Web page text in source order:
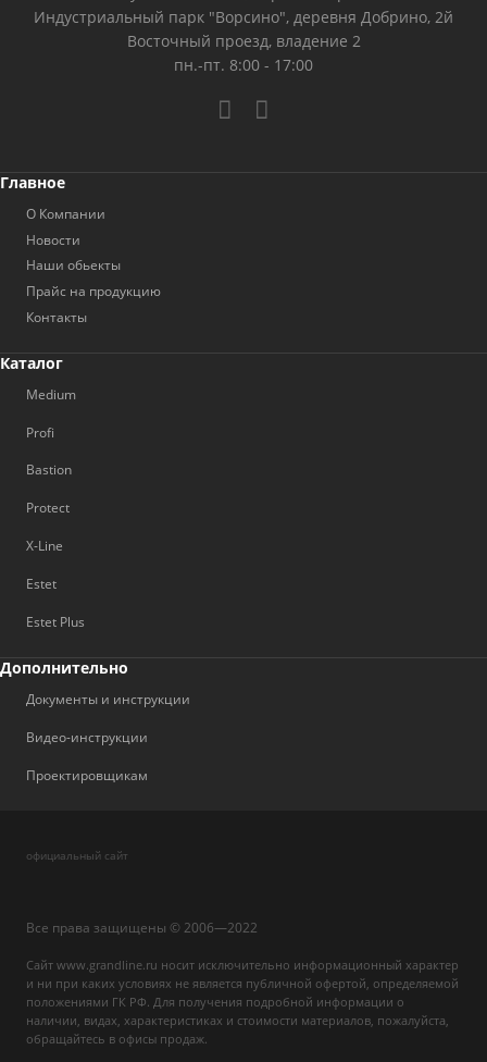
Главное
О Компании
Новости
Наши обьекты
Прайс на продукцию
Контакты
Каталог
Medium
Profi
Bastion
Protect
X-Line
Estet
Estet Plus
Дополнительно
Документы и инструкции
Видео-инструкции
Проектировщикам
Индустриальный парк "Ворсино", деревня Добрино, 2й
Восточный проезд, владение 2
пн.-пт. 8:00 - 17:00
официальный сайт
Все права защищены © 2006—2022
Сайт www.grandline.ru носит исключительно информационный характер
и ни при каких условиях не является публичной офертой, определяемой
положениями ГК РФ. Для получения подробной информации о
наличии, видах, характеристиках и стоимости материалов, пожалуйста,
обращайтесь в офисы продаж.